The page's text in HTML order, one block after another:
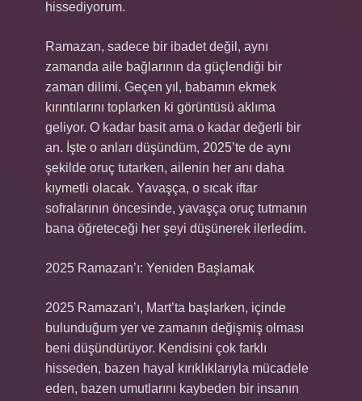
hissediyorum.
Ramazan, sadece bir ibadet değil, aynı
zamanda aile bağlarının da güçlendiği bir
zaman dilimi. Geçen yıl, babamın ekmek
kırıntılarını toplarken ki görüntüsü aklıma
geliyor. O kadar basit ama o kadar değerli bir
an. İşte o anları düşündüm, 2025’te de aynı
şekilde oruç tutarken, ailenin her anı daha
kıymetli olacak. Yavaşça, o sıcak iftar
sofralarının öncesinde, yavaşça oruç tutmanın
bana öğreteceği her şeyi düşünerek ilerledim.
2025 Ramazan’ı: Yeniden Başlamak
2025 Ramazan’ı, Mart’ta başlarken, içinde
bulunduğum yer ve zamanın değişmiş olması
beni düşündürüyor. Kendisini çok farklı
hisseden, bazen hayal kırıklıklarıyla mücadele
eden, bazen umutlarını kaybeden bir insanın